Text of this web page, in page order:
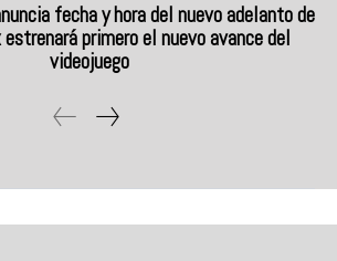
fecha y hora del nuevo adelanto de
primero el nuevo avance del
videojuego